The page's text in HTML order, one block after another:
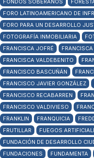
FONDOS SOBERANOS
FORO LATINOAMERICANO DE
FORO PARA UN DESARROLLO
FOTOGRAFÍA INMOBILIARIA
FRANCISCA JOFRÉ
FRANCISCA VALDEBENITO
FRANCISCO BASCUÑÁN
FRANCISCO JAVIER GONZÁLEZ
FRANCISCO RECABARREN
FRANCISCO VALDIVIESO
FRANKLIN
FRANQUICIA
FRUTILLAR
FUEGOS
FUNDACIÓN DE DESARROLLO
FUNDACIONES
FUNDAMENTA